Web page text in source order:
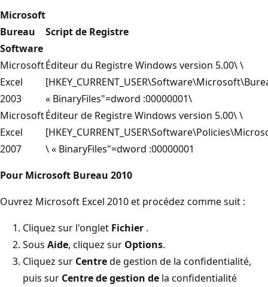
Microsoft
Bureau
Software
Script de Registre
Microsoft
Excel
2003
Éditeur du Registre Windows version 5.00\ \
« BinaryFiles"=dword :00000001\
Microsoft
Excel
2007
Éditeur de Registre Windows version 5.00\ \
\ « BinaryFiles"=dword :00000001
Pour Microsoft Bureau 2010
Ouvrez Microsoft Excel 2010 et procédez comme suit :
Cliquez sur l'onglet Fichier .
Sous Aide, cliquez sur Options.
Cliquez sur Centrede gestion de la confidentialité,
puis sur Centre de gestion de la confidentialité